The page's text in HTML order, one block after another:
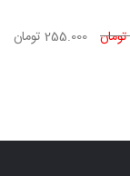
تومان قیمت
255.000 تومان